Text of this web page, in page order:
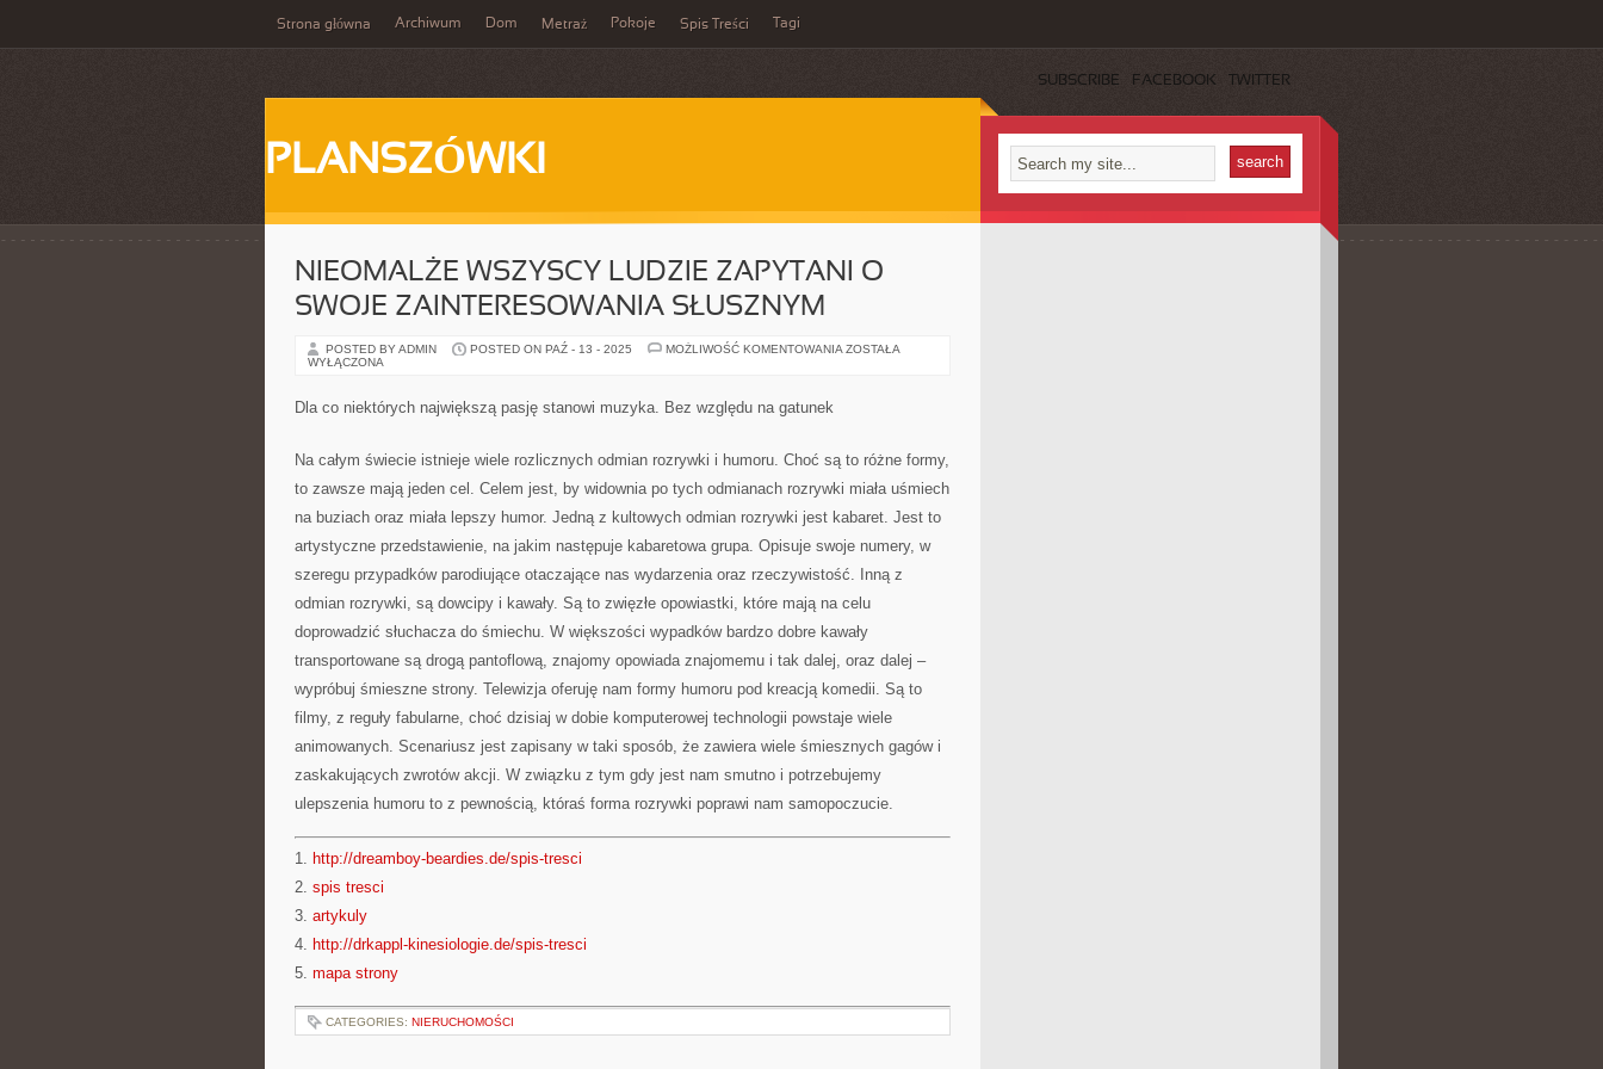
Strona główna Archiwum Dom Metraż Pokoje Spis Treści Tagi
SUBSCRIBE FACEBOOK TWITTER
PLANSZÓWKI
NIEOMALŻE WSZYSCY LUDZIE ZAPYTANI O
SWOJE ZAINTERESOWANIA SŁUSZNYM
POSTED BY ADMIN POSTED ON PAŹ - 13 - 2025 MOŻLIWOŚĆ KOMENTOWANIA NIEOMALŻE
ZOSTAŁA
WYŁĄCZONA
Dla co niektórych największą pasję stanowi muzyka. Bez względu na gatunek
Na całym świecie istnieje wiele rozlicznych odmian rozrywki i humoru. Choć są to różne formy,
to zawsze mają jeden cel. Celem jest, by widownia po tych odmianach rozrywki miała uśmiech
na buziach oraz miała lepszy humor. Jedną z kultowych odmian rozrywki jest kabaret. Jest to
artystyczne przedstawienie, na jakim następuje kabaretowa grupa. Opisuje swoje numery, w
szeregu przypadków parodiujące otaczające nas wydarzenia oraz rzeczywistość. Inną z
odmian rozrywki, są dowcipy i kawały. Są to zwięzłe opowiastki, które mają na celu
doprowadzić słuchacza do śmiechu. W większości wypadków bardzo dobre kawały
transportowane są drogą pantoflową, znajomy opowiada znajomemu i tak dalej, oraz dalej –
wypróbuj śmieszne strony. Telewizja oferuję nam formy humoru pod kreacją komedii. Są to
filmy, z reguły fabularne, choć dzisiaj w dobie komputerowej technologii powstaje wiele
animowanych. Scenariusz jest zapisany w taki sposób, że zawiera wiele śmiesznych gagów i
zaskakujących zwrotów akcji. W związku z tym gdy jest nam smutno i potrzebujemy
ulepszenia humoru to z pewnością, któraś forma rozrywki poprawi nam samopoczucie.
1. http://dreamboy-beardies.de/spis-tresci
2. spis tresci
3. artykuly
4. http://drkappl-kinesiologie.de/spis-tresci
5. mapa strony
CATEGORIES: NIERUCHOMOŚCI